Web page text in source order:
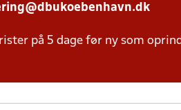
på 5 dage før ny som